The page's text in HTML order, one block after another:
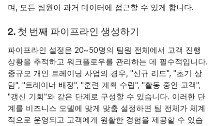
며, 모든 팀원이 과거 데이터에 접근할 수 있게 합니다.
2. 첫 번째 파이프라인 생성하기
파이프라인 설정은 20~50명의 팀원 전체에서 고객 진행
상황을 추적하고 워크플로우를 관리하는 데 필수적입니다.
중규모 개인 트레이닝 사업의 경우, "신규 리드", "초기 상
담", "트레이너 배정", "훈련 계획 수립", "활동 중인 고객",
"갱신 기회"와 같은 단계로 구성할 수 있습니다. 이러한 단
계를 비즈니스 모델에 맞게 맞춤 설정하면 팀 전체가 체계
적으로 운영되고 고객에게 원활한 경험을 제공할 수 있습